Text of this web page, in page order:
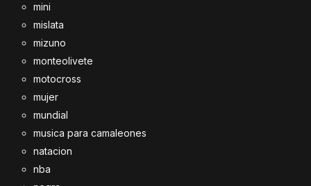
mini
mislata
mizuno
monteolivete
motocross
mujer
mundial
musica para camaleones
natacion
nba